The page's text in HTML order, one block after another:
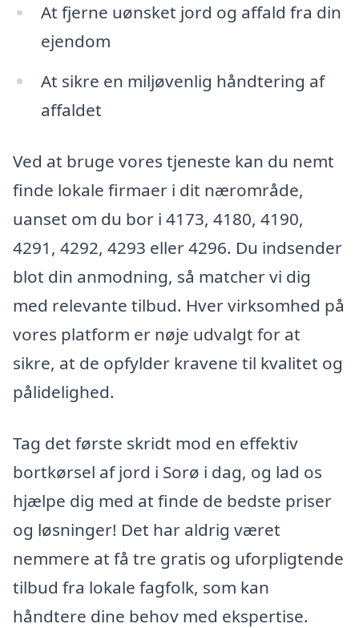
At fjerne uønsket jord og affald fra din
ejendom
At sikre en miljøvenlig håndtering af
affaldet
Ved at bruge vores tjeneste kan du nemt
finde lokale firmaer i dit nærområde,
uanset om du bor i 4173, 4180, 4190,
4291, 4292, 4293 eller 4296. Du indsender
blot din anmodning, så matcher vi dig
med relevante tilbud. Hver virksomhed på
vores platform er nøje udvalgt for at
sikre, at de opfylder kravene til kvalitet og
pålidelighed.
Tag det første skridt mod en effektiv
bortkørsel af jord i Sorø i dag, og lad os
hjælpe dig med at finde de bedste priser
og løsninger! Det har aldrig været
nemmere at få tre gratis og uforpligtende
tilbud fra lokale fagfolk, som kan
håndtere dine behov med ekspertise.